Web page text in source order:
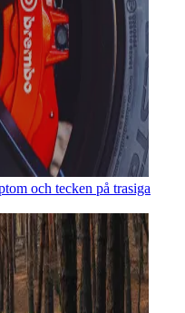
och tecken på trasiga